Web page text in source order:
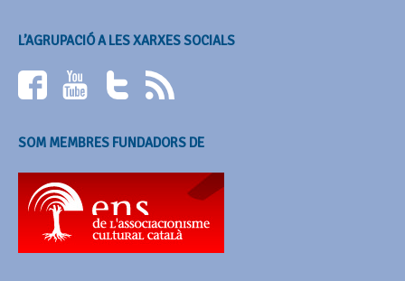
L’AGRUPACIÓ A LES XARXES SOCIALS
SOM MEMBRES FUNDADORS DE